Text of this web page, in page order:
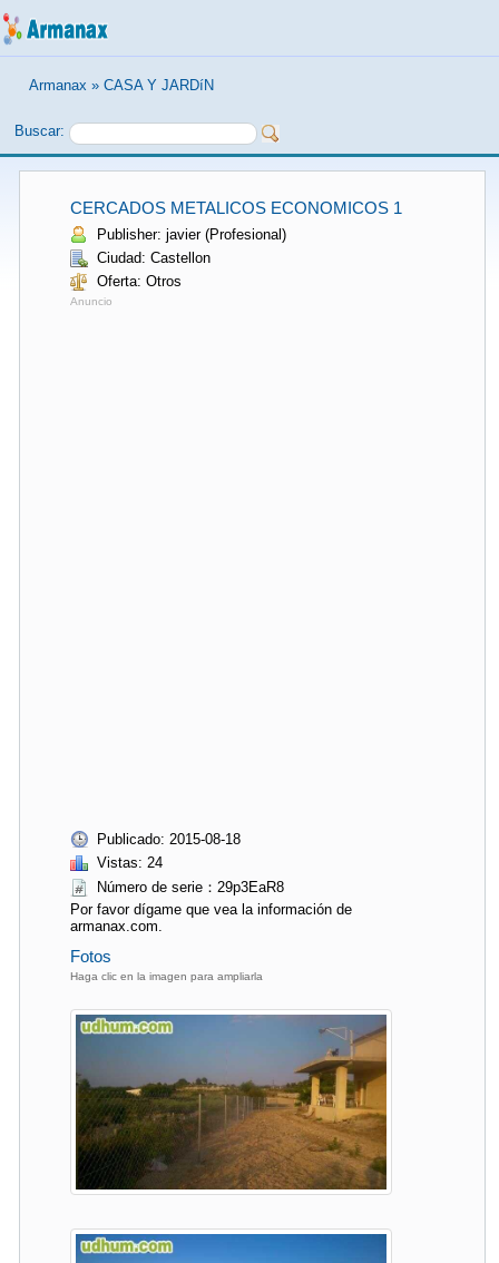
Armanax » CASA Y JARDíN
Buscar:
CERCADOS METALICOS ECONOMICOS 1
Publisher: javier (Profesional)
Ciudad: Castellon
Oferta: Otros
Anuncio
Publicado: 2015-08-18
Vistas: 24
Número de serie：29p3EaR8
Por favor dígame que vea la información de
armanax.com.
Fotos
Haga clic en la imagen para ampliarla